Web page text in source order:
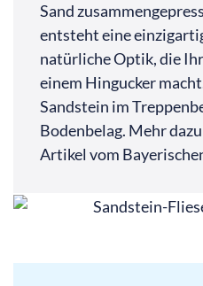
Sand
entsteht eine
natürliche Optik, die
einem Hingucker
Sandstein im
Bodenbelag. Mehr
Artikel vom